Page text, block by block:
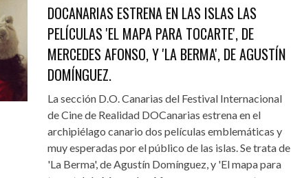
DOCANARIAS ESTRENA EN LAS ISLAS LAS
PELÍCULAS 'EL MAPA PARA TOCARTE', DE
MERCEDES AFONSO, Y 'LA BERMA', DE AGUSTÍN
DOMÍNGUEZ.
La sección D.O. Canarias del Festival Internacional
de Cine de Realidad DOCanarias estrena en el
archipiélago canario dos películas emblemáticas y
muy esperadas por el público de las islas. Se trata de
'La Berma', de Agustín Domínguez, y 'El mapa para